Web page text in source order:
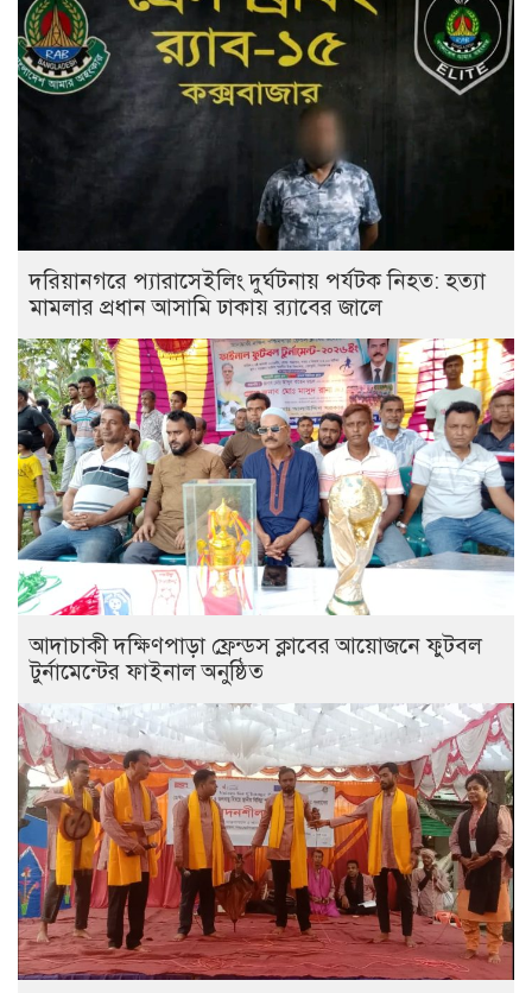
দরিয়ানগরে প্যারাসেইলিং দুর্ঘটনায় পর্যটক নিহত: হত্যা
মামলার প্রধান আসামি ঢাকায় র‌্যাবের জালে
আদাচাকী দক্ষিণপাড়া ফ্রেন্ডস ক্লাবের আয়োজনে ফুটবল
টুর্নামেন্টের ফাইনাল অনুষ্ঠিত